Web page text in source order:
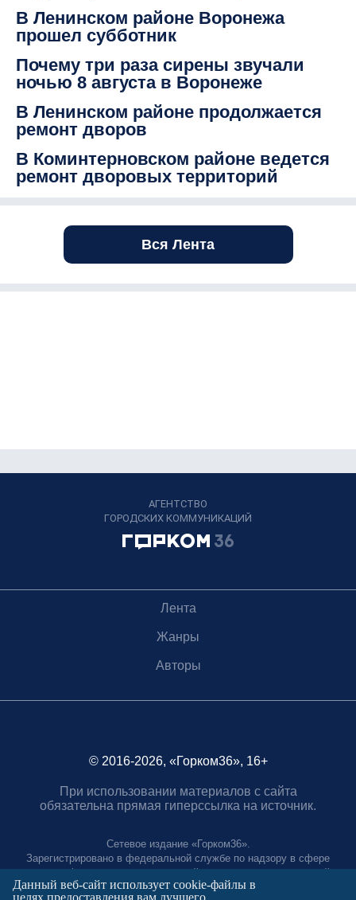
В Ленинском районе Воронежа
прошел субботник
Почему три раза сирены звучали
ночью 8 августа в Воронеже
В Ленинском районе продолжается
ремонт дворов
В Коминтерновском районе ведется
ремонт дворовых территорий
Вся Лента
АГЕНТСТВО
ГОРОДСКИХ КОММУНИКАЦИЙ
Лента
Жанры
Авторы
© 2016-2026, «Горком36», 16+
При использовании материалов с сайта
обязательна прямая гиперссылка на источник.
Сетевое издание «Горком36».
Зарегистрировано в федеральной службе по надзору в сфере
связи, информационных технологий и массовых коммуникаций.
Регистрационный номер ЭЛ № ФС77-88966 от 21 января 2025 г.
Данный веб-сайт использует cookie-файлы в
целях предоставления вам лучшего